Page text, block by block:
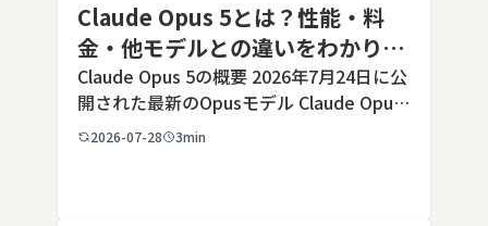
Claude Opus 5とは？性能・料
金・他モデルとの違いをわかりや
すく解説
Claude Opus 5の概要 2026年7月24日に公
開された最新のOpusモデル Claude Opus
5は、米国のAI企業Anthropic（アンソロピ
2026-07-28 3min